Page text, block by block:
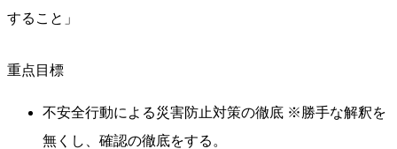
すること」
重点目標
不安全行動による災害防止対策の徹底 ※勝手な解釈を
無くし、確認の徹底をする。